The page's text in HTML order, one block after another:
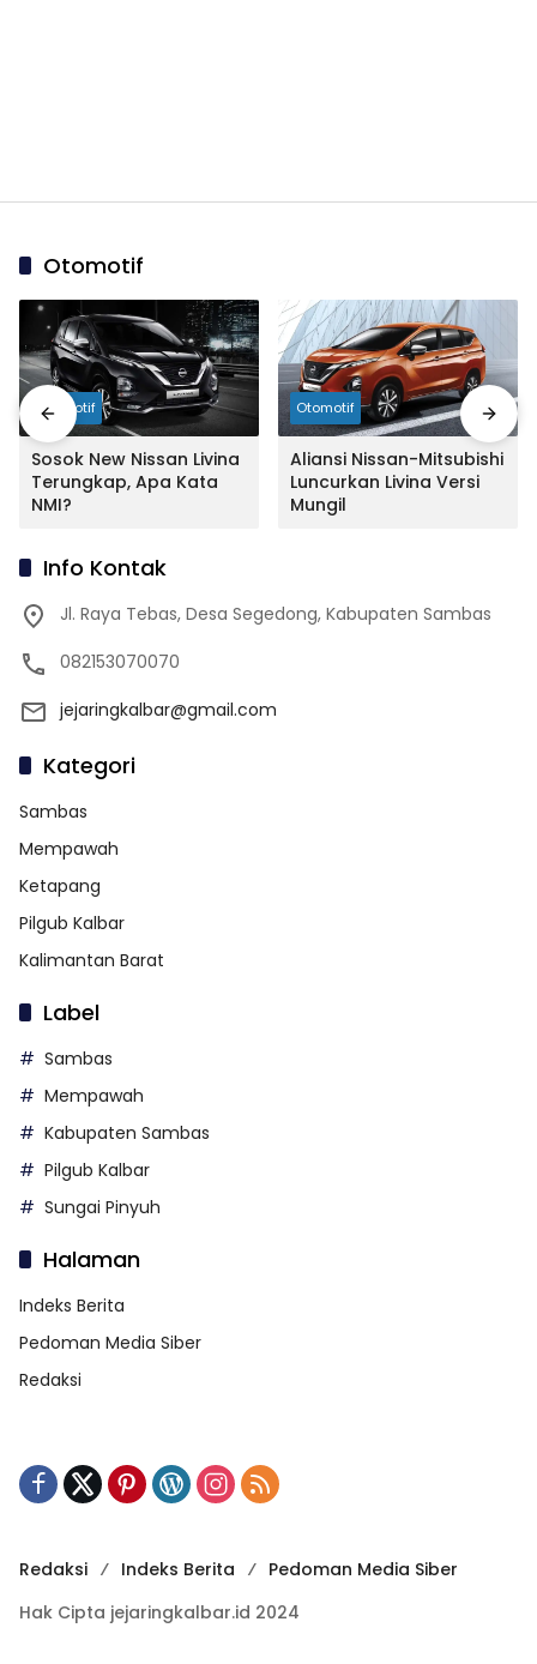
Otomotif
Otomotif
Sosok New Nissan Livina
Terungkap, Apa Kata
NMI?
Otomotif
Aliansi Nissan-Mitsubishi
Luncurkan Livina Versi
Mungil
Info Kontak
Jl. Raya Tebas, Desa Segedong, Kabupaten Sambas
082153070070
jejaringkalbar@gmail.com
Kategori
Sambas
Mempawah
Ketapang
Pilgub Kalbar
Kalimantan Barat
Label
Sambas
Mempawah
Kabupaten Sambas
Pilgub Kalbar
Sungai Pinyuh
Halaman
Indeks Berita
Pedoman Media Siber
Redaksi
Redaksi Indeks Berita
Pedoman Media Siber
Hak Cipta jejaringkalbar.id 2024